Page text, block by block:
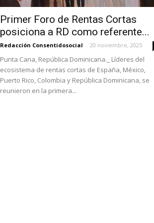
Primer Foro de Rentas Cortas
posiciona a RD como referente...
Redacción Consentidosocial - 20 noviembre, 2025
Punta Cana, República Dominicana._ Líderes del
ecosistema de rentas cortas de España, México,
Puerto Rico, Colombia y República Dominicana, se
reunieron en la primera...